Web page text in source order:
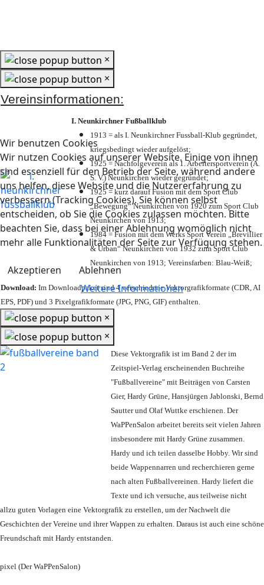
Wir benutzen Cookies
Wir nutzen Cookies auf unserer Website. Einige von ihnen
sind essenziell für den Betrieb der Seite, während andere
uns helfen, diese Website und die Nutzererfahrung zu
verbessern (Tracking Cookies). Sie können selbst
entscheiden, ob Sie die Cookies zulassen möchten. Bitte
beachten Sie, dass bei einer Ablehnung womöglich nicht
mehr alle Funktionalitäten der Seite zur Verfügung stehen.
Akzeptieren
Ablehnen
Weitere Informationen
×
×
Vereinsinformationen:
I. Neunkirchner Fußballklub
1913 = als I. Neunkirchner Fussball-Klub gegründet,
kriegsbedingt wieder aufgelöst;
1925 = Nachfolgeverein als 1. Arbeitersportverein (A.
S. V.) Neunkirchen wieder gegründet;
1925 = kurz darauf Fusion mit dem Sport Club
„Bewegung“ Neunkirchen von 1920 zum Sport Club
Neunkirchen von 1913;
1984 = Fusion mit dem Werks Sport Verein „Brevillier
& Urban“ Neunkirchen von 1932 zum Sport Club
Neunkirchen von 1913; Vereinsfarben: Blau-Weiß;
Download: Im Downloadpaket sind 4 verschiedene Vektorgrafikformate (CDR, AI
EPS, PDF) und 3 Pixelgrafikformate (JPG, PNG, GIF) enthalten.
×
×
Diese Vektorgrafik ist im Band 2 der im
Zeitspiel-Verlag erscheinenden Buchreihe
"Fußballvereine" mit Beiträgen von Carsten
Gier, Hardy Grüne, Hansjürgen Jablonski, Bernd
Sautter und Olaf Wuttke erschienen. Der
WaPPenSalon arbeitet bereits seit vielen Jahren
insbesondere mit Hardy Grüne zusammen.
Hardy und ich teilen dasselbe Hobby. Wir sind
beide Wappennarren und recherchieren gerne
nach alten Fußballvereinen. Hardy liefert die
Texte und ich versuche, aus teilweise nicht
allzu guten Vorlagen eine Vektorgrafik zu erstellen, um der Nachwelt die
Geschichten der Vereine und ihrer Wappen zu erhalten. Daraus ist auch eine schöne
Freundschaft mit Hardy entstanden.
pixel (Der WaPPenSalon)